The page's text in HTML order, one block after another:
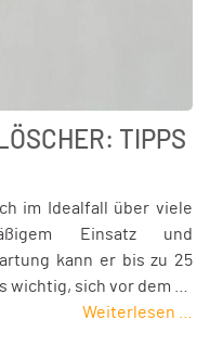
TIPPS
im Idealfall über viele
Einsatz und
kann er bis zu 25
wichtig, sich vor dem …
Weiterlesen …